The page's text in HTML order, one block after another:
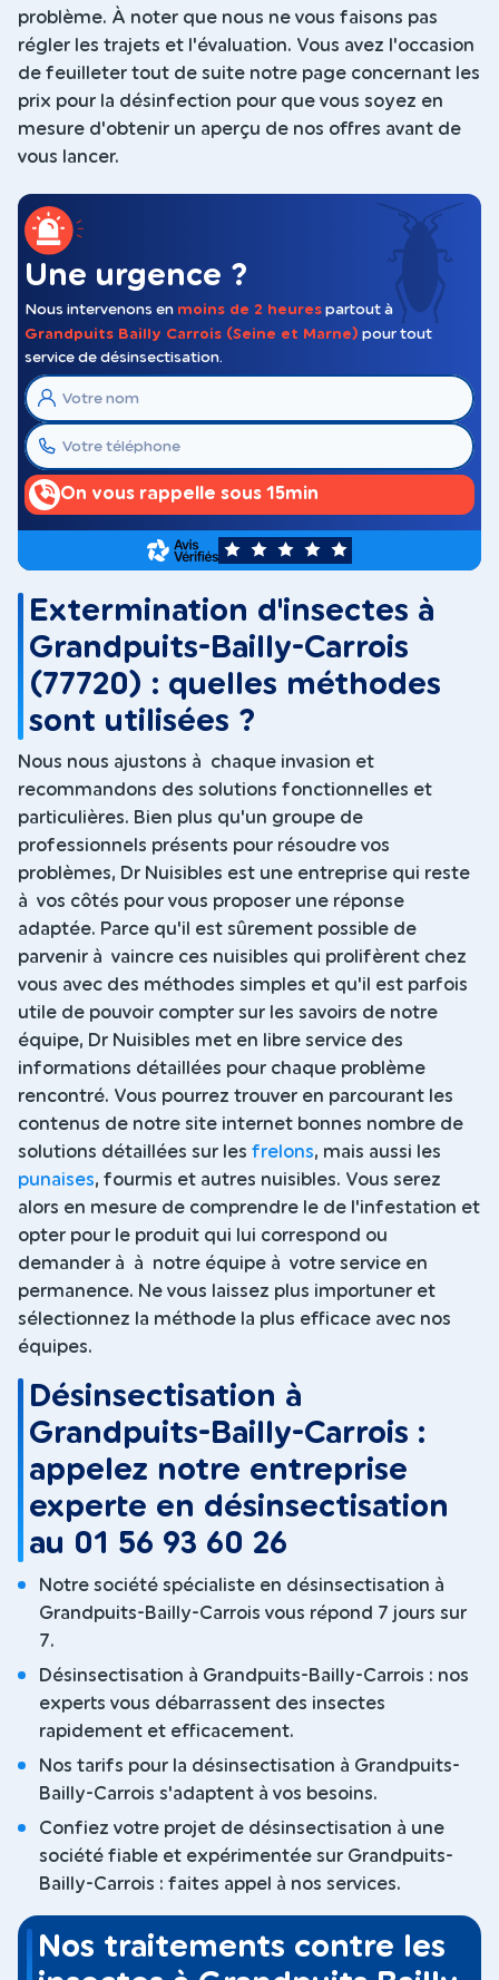
problème. À noter que nous ne vous faisons pas
régler les trajets et l'évaluation. Vous avez l'occasion
de feuilleter tout de suite notre page concernant les
prix pour la désinfection pour que vous soyez en
mesure d'obtenir un aperçu de nos offres avant de
vous lancer.
Une urgence ?
Nous intervenons en moins de 2 heures partout à
Grandpuits Bailly Carrois (Seine et Marne) pour tout
service de désinsectisation.
On vous rappelle sous 15min
5
Extermination d'insectes à
Grandpuits-Bailly-Carrois
(77720) : quelles méthodes
sont utilisées ?
Nous nous ajustons à chaque invasion et
recommandons des solutions fonctionnelles et
particulières. Bien plus qu'un groupe de
professionnels présents pour résoudre vos
problèmes, Dr Nuisibles est une entreprise qui reste
à vos côtés pour vous proposer une réponse
adaptée. Parce qu'il est sûrement possible de
parvenir à vaincre ces nuisibles qui prolifèrent chez
vous avec des méthodes simples et qu'il est parfois
utile de pouvoir compter sur les savoirs de notre
équipe, Dr Nuisibles met en libre service des
informations détaillées pour chaque problème
rencontré. Vous pourrez trouver en parcourant les
contenus de notre site internet bonnes nombre de
solutions détaillées sur les frelons, mais aussi les
punaises, fourmis et autres nuisibles. Vous serez
alors en mesure de comprendre le de l'infestation et
opter pour le produit qui lui correspond ou
demander à à notre équipe à votre service en
permanence. Ne vous laissez plus importuner et
sélectionnez la méthode la plus efficace avec nos
équipes.
Désinsectisation à
Grandpuits-Bailly-Carrois :
appelez notre entreprise
experte en désinsectisation
au 01 56 93 60 26
Notre société spécialiste en désinsectisation à
Grandpuits-Bailly-Carrois vous répond 7 jours sur
7.
Désinsectisation à Grandpuits-Bailly-Carrois : nos
experts vous débarrassent des insectes
rapidement et efficacement.
Nos tarifs pour la désinsectisation à Grandpuits-
Bailly-Carrois s'adaptent à vos besoins.
Confiez votre projet de désinsectisation à une
société fiable et expérimentée sur Grandpuits-
Bailly-Carrois : faites appel à nos services.
Nos traitements contre les